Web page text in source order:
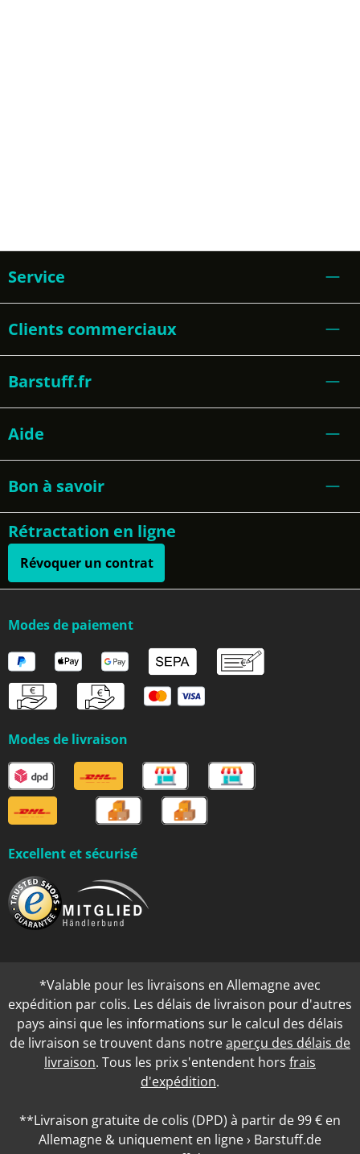
Service
Clients commerciaux
Barstuff.fr
Aide
Bon à savoir
Rétractation en ligne
Révoquer un contrat
Modes de paiement
Modes de livraison
Excellent et sécurisé
*Valable pour les livraisons en Allemagne avec
expédition par colis. Les délais de livraison pour d'autres
pays ainsi que les informations sur le calcul des délais
de livraison se trouvent dans notreaperçu des délais de
livraison. Tous les prix s'entendent hors frais
d'expédition.
**Livraison gratuite de colis (DPD) à partir de 99 € en
Allemagne & uniquement en ligne › Barstuff.de